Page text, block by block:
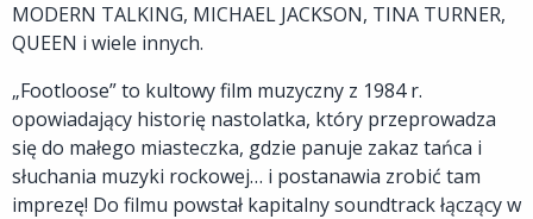
MODERN TALKING, MICHAEL JACKSON, TINA TURNER,
QUEEN i wiele innych.
„Footloose” to kultowy film muzyczny z 1984 r.
opowiadający historię nastolatka, który przeprowadza
się do małego miasteczka, gdzie panuje zakaz tańca i
słuchania muzyki rockowej… i postanawia zrobić tam
imprezę! Do filmu powstał kapitalny soundtrack łączący w